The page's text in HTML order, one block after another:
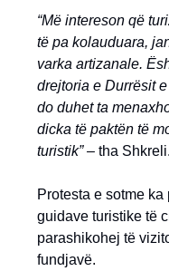
“Më intereson që
të pa kolauduara,
varka artizanale.
drejtoria e Durrësit
do duhet ta
dicka të paktën të
turistik” – tha Shkreli.
Protesta e sotme
guidave turistike të
parashikohej të
fundjavë.